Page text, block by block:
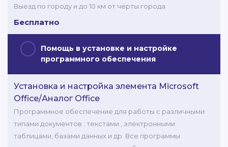
Выезд по городу и до 10 км от черты города
Бесплатно
Помощь в установке и настройке
программного обеспечения
Установка и настройка элемента Microsoft
Office/Аналог Office
Программное обеспечение для работы с различными
типами документов : текстами , электронными
таблицами, базами данных и др. Все программы